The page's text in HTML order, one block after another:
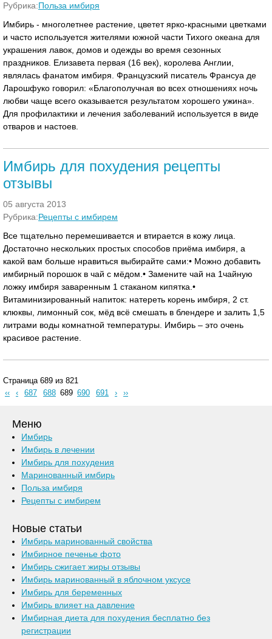
Рубрика:Польза имбиря
Имбирь - многолетнее растение, цветет ярко-красными цветками
и часто используется жителями южной части Тихого океана для
украшения лавок, домов и одежды во время сезонных
праздников. Елизавета первая (16 век), королева Англии,
являлась фанатом имбиря. Французский писатель Франсуа де
Ларошфуко говорил: «Благополучная во всех отношениях ночь
любви чаще всего оказывается результатом хорошего ужина».
Для профилактики и лечения заболеваний используется в виде
отваров и настоев.
Имбирь для похудения рецепты
отзывы
05 августа 2013
Рубрика:Рецепты с имбирем
Все тщательно перемешивается и втирается в кожу лица.
Достаточно нескольких простых способов приёма имбиря, а
какой вам больше нравиться выбирайте сами:• Можно добавить
имбирный порошок в чай с мёдом.• Замените чай на 1чайную
ложку имбиря заваренным 1 стаканом кипятка.•
Витаминизированный напиток: натереть корень имбиря, 2 ст.
клюквы, лимонный сок, мёд всё смешать в блендере и залить 1,5
литрами воды комнатной температуры. Имбирь – это очень
красивое растение.
Страница 689 из 821
‹‹
‹ 687 688 689 690 691 › ››
Меню
Имбирь
Имбирь в лечении
Имбирь для похудения
Маринованный имбирь
Польза имбиря
Рецепты с имбирем
Новые статьи
Имбирь маринованный свойства
Имбирное печенье фото
Имбирь сжигает жиры отзывы
Имбирь маринованный в яблочном уксусе
Имбирь для беременных
Имбирь влияет на давление
Имбирная диета для похудения бесплатно без
регистрации